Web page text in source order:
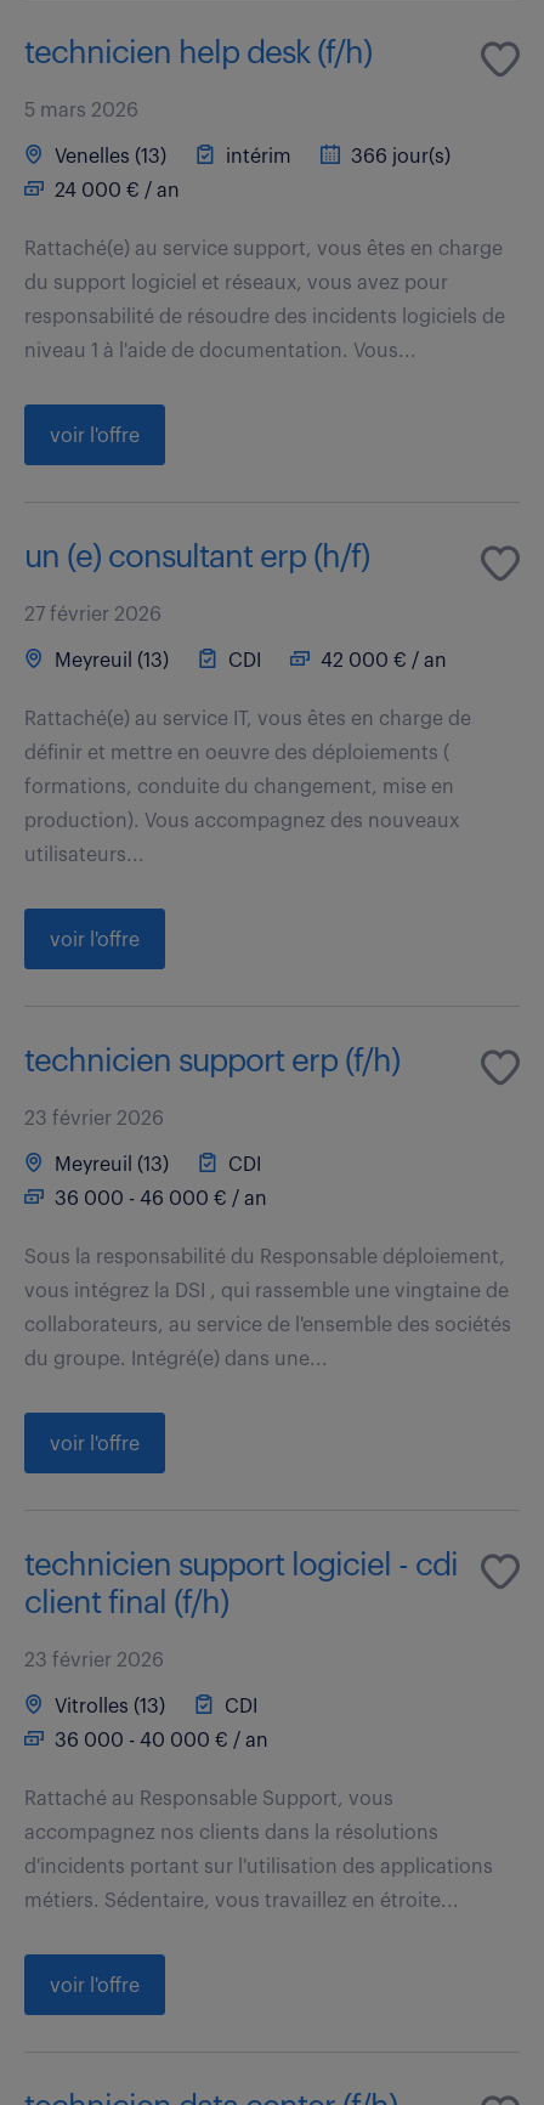
technicien help desk (f/h)
5 mars 2026
Venelles (13) intérim
366 jour(s)
24 000 € / an
Rattaché(e) au service support, vous êtes en charge
du support logiciel et réseaux, vous avez pour
responsabilité de résoudre des incidents logiciels de
niveau 1 à l'aide de documentation. Vous...
voir l'offre
un (e) consultant erp (h/f)
27 février 2026
Meyreuil (13) CDI 42 000 € / an
Rattaché(e) au service IT, vous êtes en charge de
définir et mettre en oeuvre des déploiements (
formations, conduite du changement, mise en
production). Vous accompagnez des nouveaux
utilisateurs...
voir l'offre
technicien support erp (f/h)
23 février 2026
Meyreuil (13)
CDI
36 000 - 46 000 € / an
Sous la responsabilité du Responsable déploiement,
vous intégrez la DSI , qui rassemble une vingtaine de
collaborateurs, au service de l'ensemble des sociétés
du groupe. Intégré(e) dans une...
voir l'offre
technicien support logiciel - cdi
client final (f/h)
23 février 2026
Vitrolles (13)
CDI
36 000 - 40 000 € / an
Rattaché au Responsable Support, vous
accompagnez nos clients dans la résolutions
d'incidents portant sur l'utilisation des applications
métiers. Sédentaire, vous travaillez en étroite...
voir l'offre